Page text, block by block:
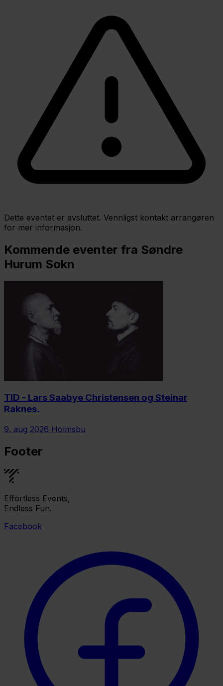
Dette eventet er avsluttet. Vennligst kontakt arrangøren
for mer informasjon.
Kommende eventer fra Søndre
Hurum Sokn
TID - Lars Saabye Christensen og Steinar
Raknes.
9. aug 2026 Holmsbu
Footer
Effortless Events,
Endless Fun.
Facebook